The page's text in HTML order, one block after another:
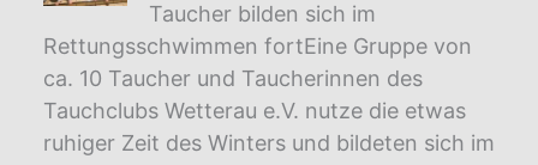
Taucher bilden sich im
Rettungsschwimmen fortEine Gruppe von
ca. 10 Taucher und Taucherinnen des
Tauchclubs Wetterau e.V. nutze die etwas
ruhiger Zeit des Winters und bildeten sich im